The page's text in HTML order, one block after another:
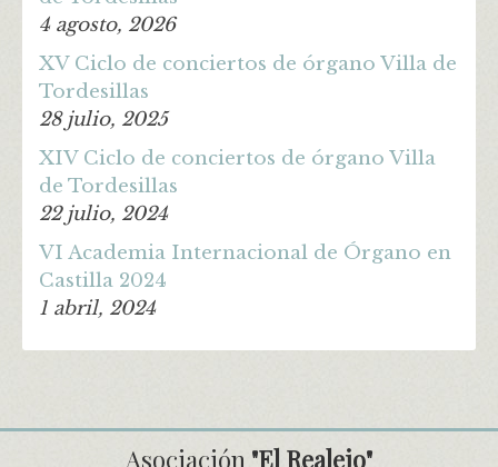
4 agosto, 2026
XV Ciclo de conciertos de órgano Villa de
Tordesillas
28 julio, 2025
XIV Ciclo de conciertos de órgano Villa
de Tordesillas
22 julio, 2024
VI Academia Internacional de Órgano en
Castilla 2024
1 abril, 2024
Asociación "El Realejo"